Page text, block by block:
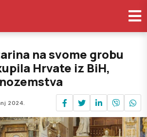
na svome grobu
Hrvate iz BiH,
2024.